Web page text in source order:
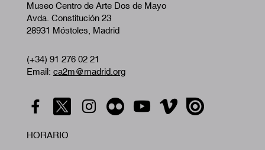
Museo Centro de Arte Dos de Mayo
Avda. Constitución 23
28931 Móstoles, Madrid
(+34) 91 276 02 21
Email: ca2m@madrid.org
HORARIO